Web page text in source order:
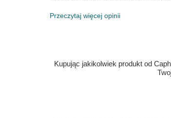
Przeczytaj więcej opinii
Kupując jakikolwiek produkt od